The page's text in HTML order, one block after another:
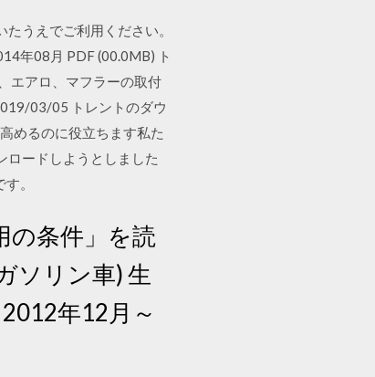
うえでご利用ください。
年08月 PDF (00.0MB) ト
エアロ、マフラーの取付
03/05 トレントのダウ
めるのに役立ちます私た
ードしようとしました
。
の条件」を読
ソリン車) 生
年12月～